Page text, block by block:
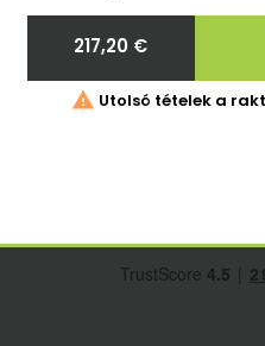
Ár
217,20 €
 Utolsó tételek a